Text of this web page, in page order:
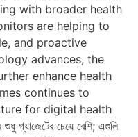
with broader health
are helping to
and proactive
advances, the
enhance health
continues to
for digital health
গ্যাজেটের চেয়ে বেশি; এগুলি